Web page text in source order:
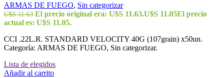
ARMAS DE FUEGO, Sin categorizar
U$S11.63 El precio original era: U$S 11.63.U$S 11.05El precio
actual es: U$S 11.05.
CCI .22L.R. STANDARD VELOCITY 40G (107grain) x50un.
Categoría: ARMAS DE FUEGO, Sin categorizar.
Lista de elegidos
Añadir al carrito